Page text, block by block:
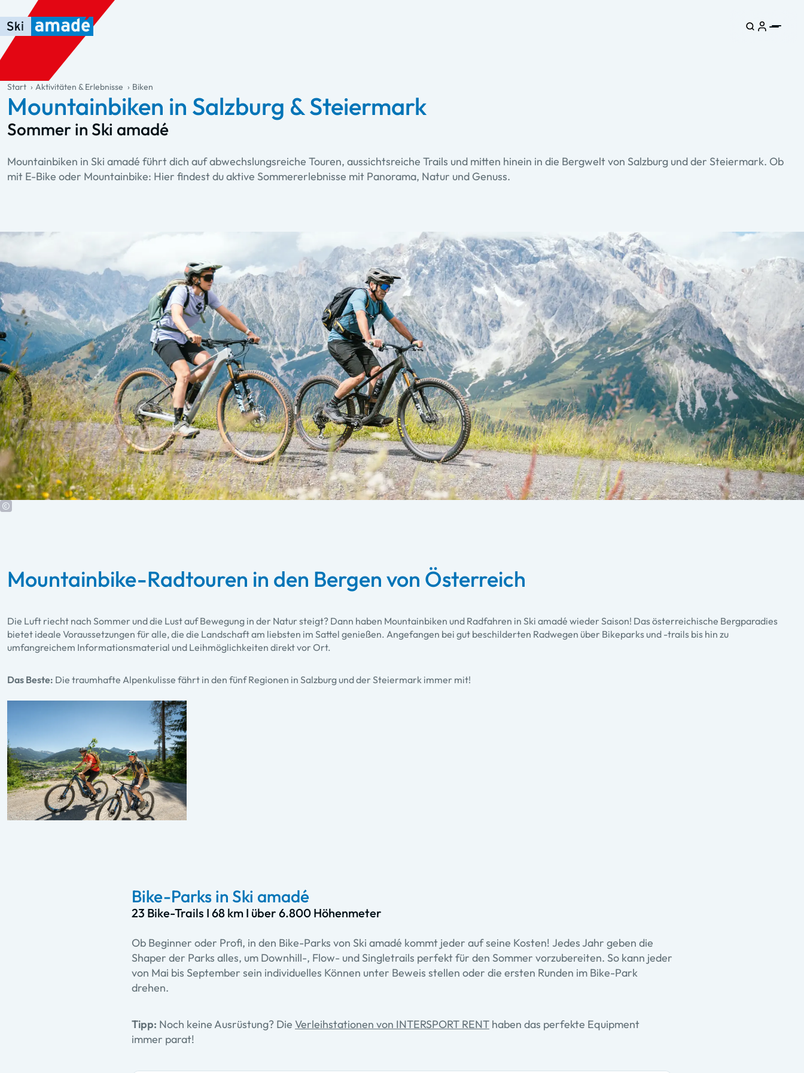
Zum Haupt-Inhalt springen
Springe zur Tabelle
Zur Haupt-Navigation springen
general.table-of-content
Start Aktivitäten & Erlebnisse Biken
Mountainbiken in Salzburg & Steiermark
Sommer in Ski amadé
Mountainbiken in Ski amadé führt dich auf abwechslungsreiche Touren, aussichtsreiche Trails und mitten hinein in die Bergwelt von Salzburg und der Steiermark. Ob
mit E-Bike oder Mountainbike: Hier findest du aktive Sommererlebnisse mit Panorama, Natur und Genuss.
Mountainbike-Radtouren in den Bergen von Österreich
Die Luft riecht nach Sommer und die Lust auf Bewegung in der Natur steigt? Dann haben Mountainbiken und Radfahren in Ski amadé wieder Saison! Das österreichische Bergparadies
bietet ideale Voraussetzungen für alle, die die Landschaft am liebsten im Sattel genießen. Angefangen bei gut beschilderten Radwegen über Bikeparks und -trails bis hin zu
umfangreichem Informationsmaterial und Leihmöglichkeiten direkt vor Ort.
Das Beste: Die traumhafte Alpenkulisse fährt in den fünf Regionen in Salzburg und der Steiermark immer mit!
Bike-Parks in Ski amadé
23 Bike-Trails I 68 km I über 6.800 Höhenmeter
Ob Beginner oder Profi, in den Bike-Parks von Ski amadé kommt jeder auf seine Kosten! Jedes Jahr geben die
Shaper der Parks alles, um Downhill-, Flow- und Singletrails perfekt für den Sommer vorzubereiten. So kann jeder
von Mai bis September sein individuelles Können unter Beweis stellen oder die ersten Runden im Bike-Park
drehen.
Tipp: Noch keine Ausrüstung? Die Verleihstationen von INTERSPORT RENT haben das perfekte Equipment
immer parat!